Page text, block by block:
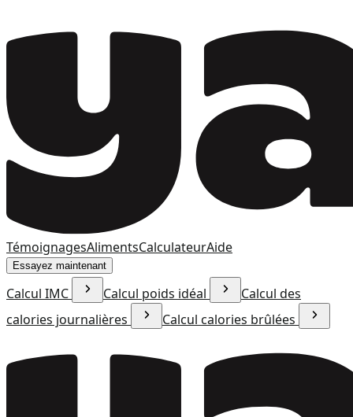
TémoignagesAlimentsCalculateurAide
Essayez maintenant
Calcul IMC Calcul poids idéal
Calcul des
calories journalières
Calcul calories brûlées